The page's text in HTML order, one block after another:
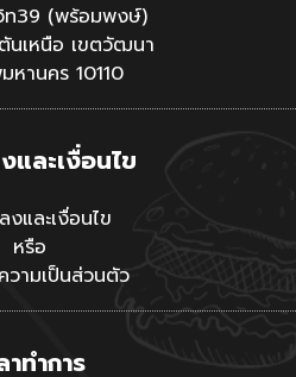
ท39 (พร้อมพงษ์)
นเหนือ เขตวัฒนา
หานคร 10110
และเงื่อนไข
และเงื่อนไข
หรือ
วามเป็นส่วนตัว
าทำการ